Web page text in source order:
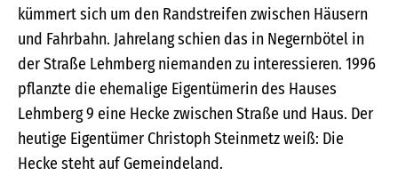
kümmert sich um den Randstreifen zwischen Häusern
und Fahrbahn. Jahrelang schien das in Negernbötel in
der Straße Lehmberg niemanden zu interessieren. 1996
pflanzte die ehemalige Eigentümerin des Hauses
Lehmberg 9 eine Hecke zwischen Straße und Haus. Der
heutige Eigentümer Christoph Steinmetz weiß: Die
Hecke steht auf Gemeindeland.